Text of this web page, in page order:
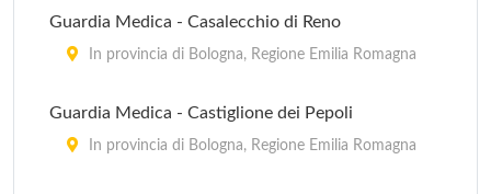
Guardia Medica - Casalecchio di Reno
In provincia di Bologna, Regione Emilia Romagna
Guardia Medica - Castiglione dei Pepoli
In provincia di Bologna, Regione Emilia Romagna